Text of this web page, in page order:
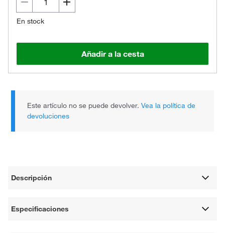
En stock
Añadir a la cesta
Este artículo no se puede devolver.Vea la política de
devoluciones
Descripción
Especificaciones